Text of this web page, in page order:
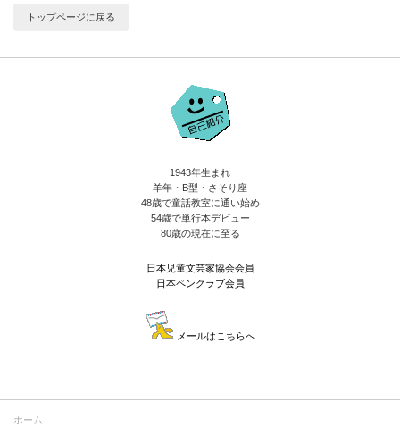
トップページに戻る
1943年生まれ
羊年・B型・さそり座
48歳で童話教室に通い始め
54歳で単行本デビュー
80歳の現在に至る
日本児童文芸家協会会員
日本ペンクラブ会員
メールはこちらへ
ホーム